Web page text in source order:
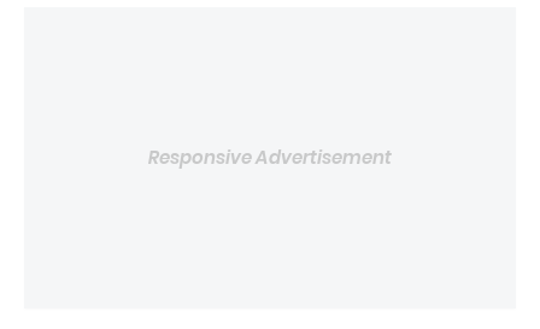
Responsive Advertisement